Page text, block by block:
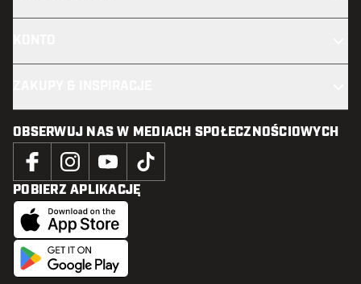
OBSERWUJ NAS W MEDIACH SPOŁECZNOŚCIOWYCH
POBIERZ APLIKACJĘ